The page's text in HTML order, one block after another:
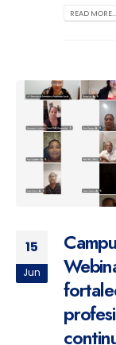
READ MORE...
15
Jun